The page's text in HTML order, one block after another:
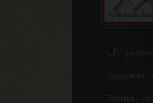
Új
Sajógömör -
Tornalja - Vár